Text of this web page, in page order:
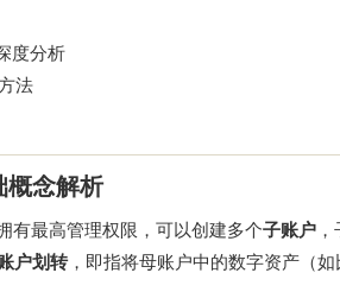
度分析
法
念解析
有最高管理权限，可以创建多个子账户
户划转，即指将母账户中的数字资产（